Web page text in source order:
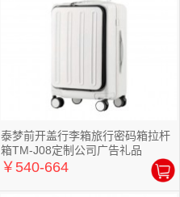
泰梦前开盖行李箱旅行密码箱拉杆
箱TM-J08定制公司广告礼品
￥540-664